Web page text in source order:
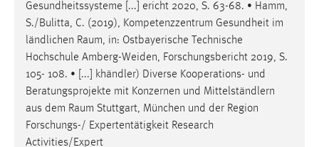
Gesundheitssysteme [...] ericht 2020, S. 63-68. • Hamm,
S./Bulitta, C. (2019), Kompetenzzentrum Gesundheit im
ländlichen Raum, in: Ostbayerische Technische
Hochschule Amberg-Weiden, Forschungsbericht 2019, S.
105- 108. • [...] khändler) Diverse Kooperations- und
Beratungsprojekte mit Konzernen und Mittelständlern
aus dem Raum Stuttgart, München und der Region
Forschungs-/ Expertentätigkeit Research
Activities/Expert